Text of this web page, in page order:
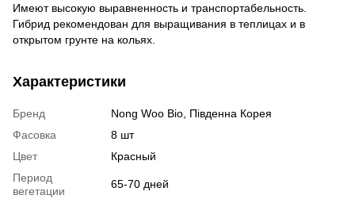
Имеют высокую выравненность и транспортабельность.
Гибрид рекомендован для выращивания в теплицах и в
открытом грунте на кольях.
Характеристики
Бренд
Nong Woo Bio, Південна Корея
Фасовка
8 шт
Цвет
Красный
Период
вегетации
65-70 дней